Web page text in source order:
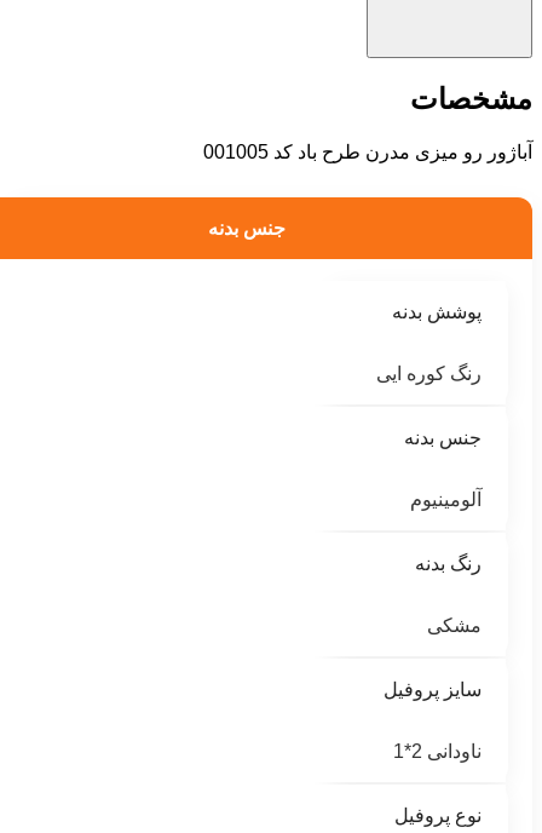
مشخصات
آباژور رو میزی مدرن طرح باد کد 001005
جنس بدنه
پوشش بدنه
رنگ کوره ایی
جنس بدنه
آلومینیوم
رنگ بدنه
مشکی
سایز پروفیل
ناودانی 2*1
نوع پروفیل